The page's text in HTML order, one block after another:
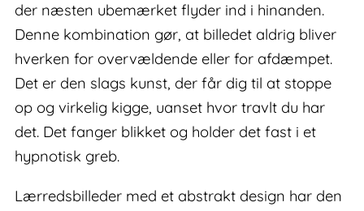
der næsten ubemærket flyder ind i hinanden.
Denne kombination gør, at billedet aldrig bliver
hverken for overvældende eller for afdæmpet.
Det er den slags kunst, der får dig til at stoppe
op og virkelig kigge, uanset hvor travlt du har
det. Det fanger blikket og holder det fast i et
hypnotisk greb.
Lærredsbilleder med et abstrakt design har den